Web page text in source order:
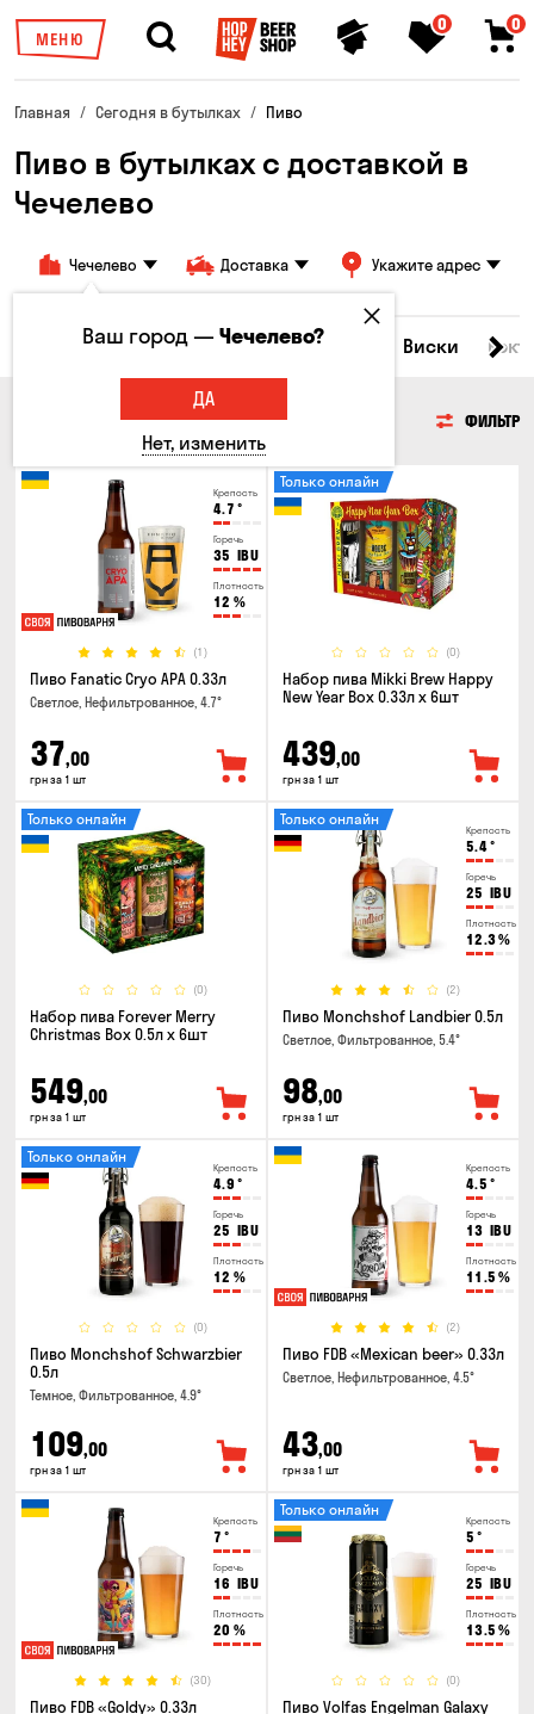
МЕНЮ
0 0
Главная Сегодня в бутылках Пиво
Пиво в бутылках с доставкой в
Чечелево
Чечелево Доставка Укажите адрес
Все товары Пиво Сидр Виски
ФИЛЬТР
Крепость
4.7 °
Горечь
35 IBU
Плотность
12 %
(1)
Пиво Fanatic Cryo APA 0.33л
Светлое, Нефильтрованное, 4.7°
37,00
грн за 1 шт
(0)
Только онлайн
Набор пива Mikki Brew Happy
New Year Box 0.33л x 6шт
439,00
грн за 1 шт
(0)
Только онлайн
Набор пива Forever Merry
Christmas Box 0.5л x 6шт
549,00
грн за 1 шт
Крепость
5.4°
Горечь
25 IBU
Плотность
12.3%
(2)
Только онлайн
Пиво Monchshof Landbier 0.5л
Светлое, Фильтрованное, 5.4°
98,00
грн за 1 шт
Крепость
4.9 °
Горечь
25 IBU
Плотность
12 %
(0)
Только онлайн
Пиво Monchshof Schwarzbier
0.5л
Темное, Фильтрованное, 4.9°
109,00
грн за 1 шт
Крепость
4.5 °
Горечь
13 IBU
Плотность
11.5 %
(2)
Пиво FDB «Mexican beer» 0.33л
Светлое, Нефильтрованное, 4.5°
43,00
грн за 1 шт
Крепость
7 °
Горечь
16 IBU
Плотность
20 %
(30)
Пиво FDB «Goldy» 0.33л
Крепость
5 °
Горечь
25 IBU
Плотность
13.5 %
(0)
Только онлайн
Пиво Volfas Engelman Galaxy
Ваш город —Чечелево?
ДА
Нет, изменить